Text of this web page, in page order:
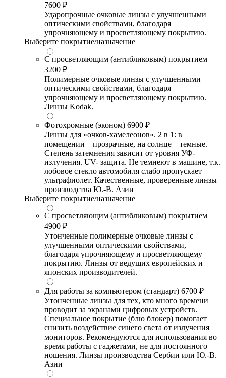
7600 ₽
Ударопрочные очковые линзы с улучшенными
оптическими свойствами, благодаря
упрочняющему и просветляющему покрытию.
Выберите покрытие/назначение
С просветляющим (антибликовым) покрытием
3200 ₽
Полимерные очковые линзы с улучшенными
оптическими свойствами, благодаря
упрочняющему и просветляющему покрытию.
Линзы Kodak.
Фотохромные (эконом) 6900 ₽
Линзы для «очков-хамелеонов». 2 в 1: в
помещении – прозрачные, на солнце – темные.
Степень затемнения зависит от уровня УФ-
излучения. UV- защита. Не темнеют в машине, т.к.
лобовое стекло автомобиля слабо пропускает
ультрафиолет. Качественные, проверенные линзы
производства Ю.-В. Азии
Выберите покрытие/назначение
С просветляющим (антибликовым) покрытием
4900 ₽
Утонченные полимерные очковые линзы с
улучшенными оптическими свойствами,
благодаря упрочняющему и просветляющему
покрытию. Линзы от ведущих европейских и
японских производителей.
Для работы за компьютером (стандарт) 6700 ₽
Утонченные линзы для тех, кто много времени
проводит за экранами цифровых устройств.
Специальное покрытие (блю блокер) помогает
снизить воздействие синего света от излучения
мониторов. Рекомендуются для использования во
время работы с гаджетами, не для постоянного
ношения. Линзы производства Сербии или Ю.-В.
Азии